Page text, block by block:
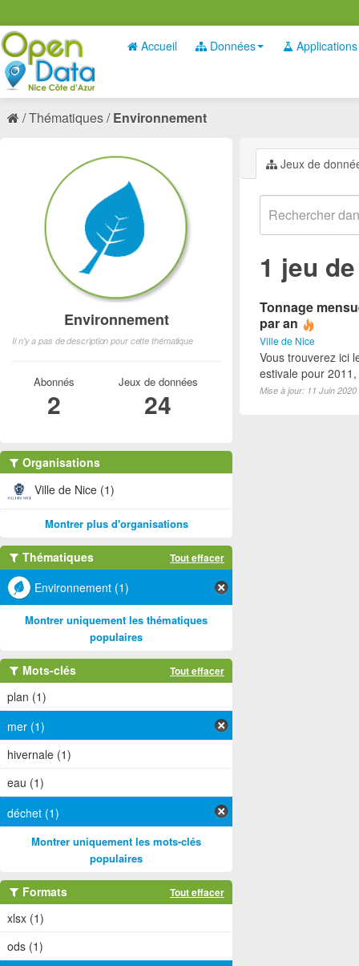
Accueil Données Applications
Thématiques Environnement
Jeux de
1 jeu
Tonnage
par an
Ville de Nice
Vous trouverez ici
estivale pour
Mise à jour: 11 Juin 2020
Environnement
Il n'y a pas de description pour cette thématique
Abonnés
2
Jeux de données
24
Organisations
Ville de Nice (1)
Montrer plus d'organisations
Thématiques Tout effacer
Environnement (1)
Montrer uniquement les thématiques
populaires
Mots-clés Tout effacer
plan (1)
mer (1)
hivernale (1)
eau (1)
déchet (1)
Montrer uniquement les mots-clés
populaires
Formats Tout effacer
xlsx (1)
ods (1)